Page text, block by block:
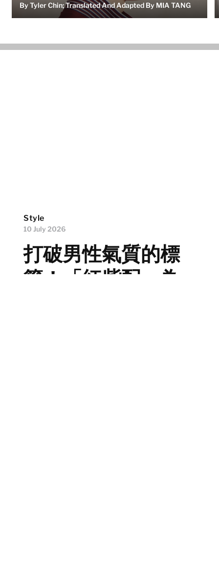
By Tyler Chin; Translated And Adapted By MIA TANG